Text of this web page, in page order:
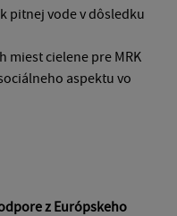
pitnej vode v dôsledku
miest cielene pre MRK
aspektu vo
z Európskeho